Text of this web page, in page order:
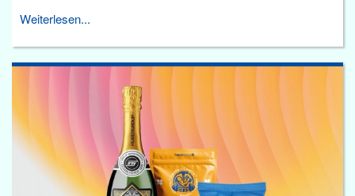
Weiterlesen...